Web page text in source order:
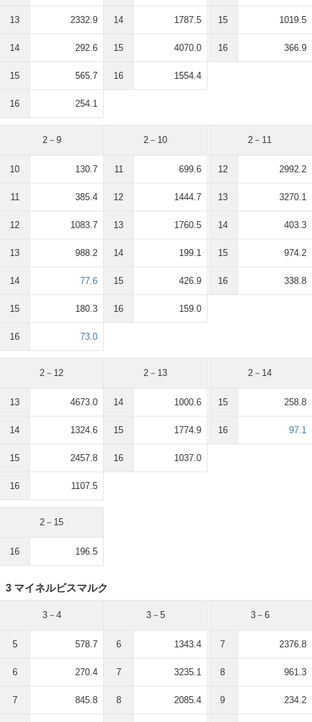
13 2332.9
14 292.6
15 565.7
16 254.1
14 1787.5
15 4070.0
16 1554.4
15 1019.5
16 366.9
2－9
10 130.7
11 385.4
12 1083.7
13 988.2
14 77.6
15 180.3
16 73.0
2－10
11 699.6
12 1444.7
13 1760.5
14 199.1
15 426.9
16 159.0
2－11
12 2992.2
13 3270.1
14 403.3
15 974.2
16 338.8
2－12
13 4673.0
14 1324.6
15 2457.8
16 1107.5
2－13
14 1000.6
15 1774.9
16 1037.0
2－14
15 258.8
16 97.1
2－15
16 196.5
3 マイネルビスマルク
3－4
5 578.7
6 270.4
7 845.8
3－5
6 1343.4
7 3235.1
8 2085.4
3－6
7 2376.8
8 961.3
9 234.2